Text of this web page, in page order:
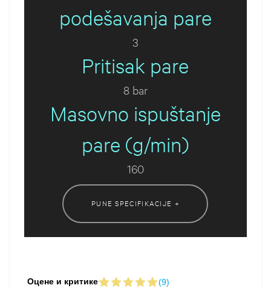
podešavanja pare
3
Pritisak pare
8 bar
Masovno ispuštanje
pare (g/min)
160
PUNE SPECIFIKACIJE +
Оцене и критике (9)